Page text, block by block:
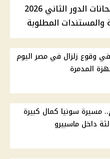
التعليم تحدد فئات دخول امتحانات الدور الثاني 2026
والمستندات المطلوبة
وقوع زلزال في مصر اليوم
المدمرة
مسيرة سونيا كمال كبيرة
داخل ماسبيرو